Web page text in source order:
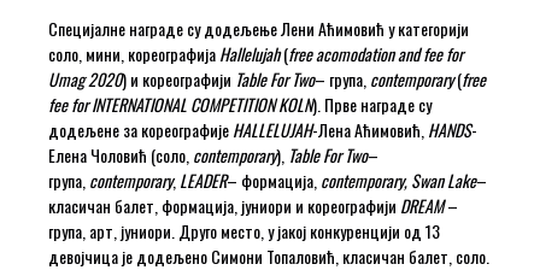
Специјалне награде су додељење Лени Аћимовић у категорији
соло, мини, кореографијаHallelujah(free acomodation and fee for
Umag 2020) и кореографији Table For Two– група, contemporary(free
fee for INTERNATIONAL COMPETITION KOLN). Прве награде су
додељене за кореографијеHALLELUJAH-Лена Аћимовић, HANDS-
Елена Чоловић (соло, contemporary), Table For Two–
група, contemporary,LEADER– формација, contemporary, Swan Lake–
класичан балет, формација, јуниори и кореографији DREAM–
група, арт, јуниори. Друго место, у јакој конкуренцији од 13
девојчица је додељено Симони Топаловић, класичан балет, соло.